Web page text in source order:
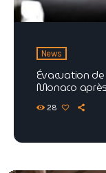
News
Évacuation
Monaco
28